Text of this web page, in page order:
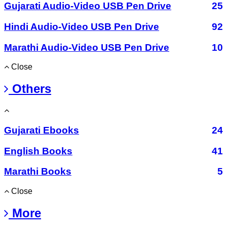
Gujarati Audio-Video USB Pen Drive
25
Hindi Audio-Video USB Pen Drive
92
Marathi Audio-Video USB Pen Drive
10
Close
Others
Gujarati Ebooks
24
English Books
41
Marathi Books
5
Close
More